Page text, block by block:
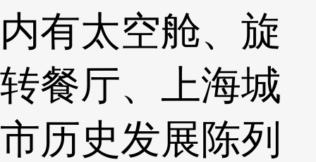
内有太空舱、旋
转餐厅、上海城
市历史发展陈列